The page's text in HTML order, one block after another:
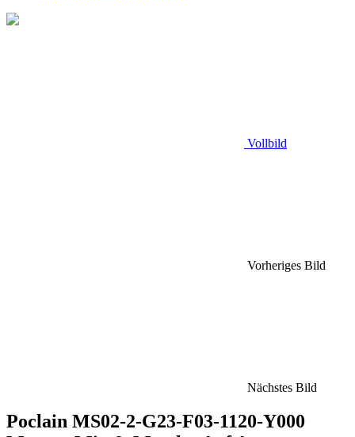
Vollbild
Vorheriges Bild
Nächstes Bild
Poclain MS02-2-G23-F03-1120-Y000